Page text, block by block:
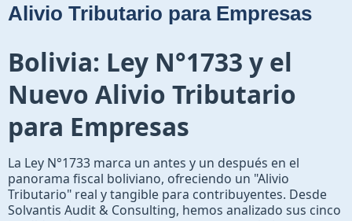
Alivio Tributario para Empresas
Bolivia: Ley N°1733 y el
Nuevo Alivio Tributario
para Empresas
La Ley N°1733 marca un antes y un después en el
panorama fiscal boliviano, ofreciendo un "Alivio
Tributario" real y tangible para contribuyentes. Desde
Solvantis Audit & Consulting, hemos analizado sus cinco